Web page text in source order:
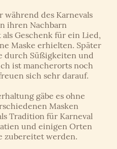
des Karnevals
ihren Nachbarn
Geschenk für ein Lied,
Maske erhielten. Später
durch Süßigkeiten und
ist mancherorts noch
sich sehr darauf.
gäbe es ohne
Masken
Tradition für Karneval
und einigen Orten
zubereitet werden.